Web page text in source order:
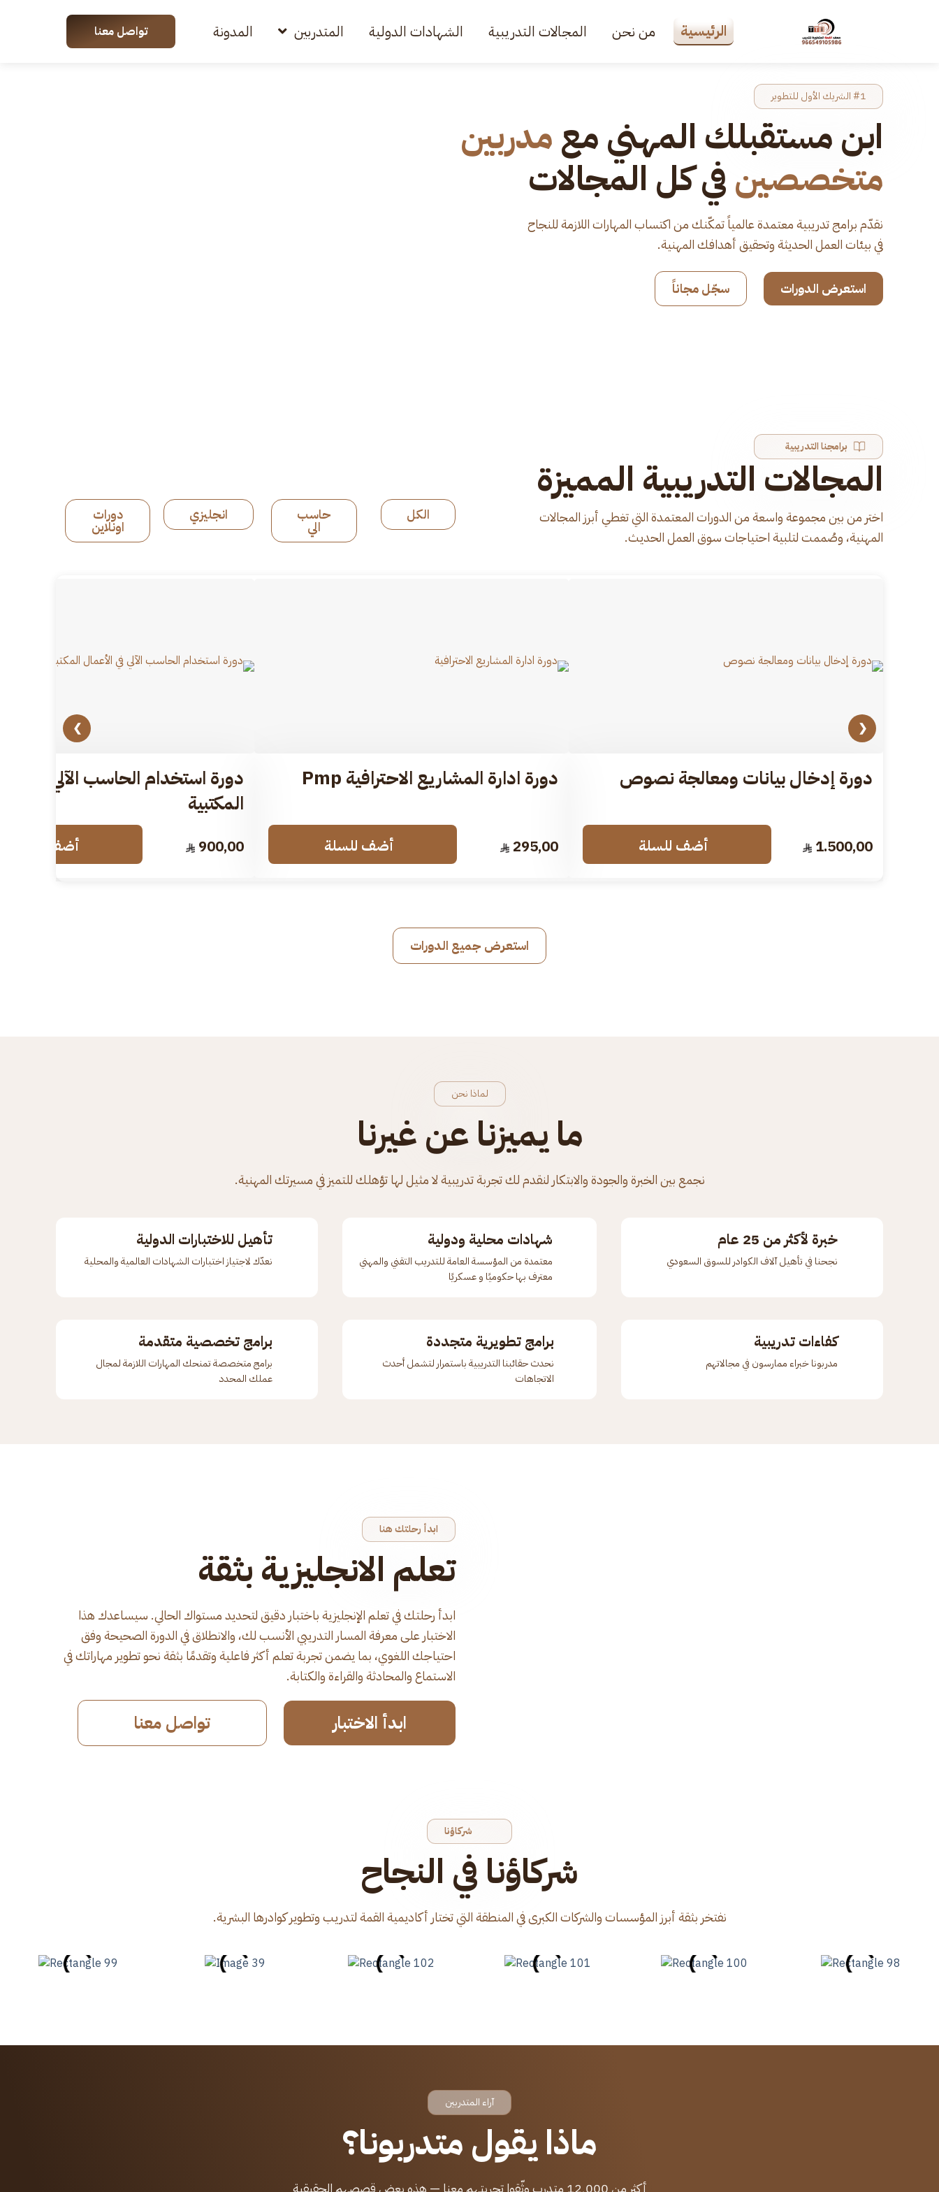
الرئيسية من نحن المجالات التدريبية الشهادات الدولية المتدربين المدونة تواصل معنا
#1 الشريك الأول للتطوير
ابن مستقبلك المهني معمدربين
متخصصينفي كل المجالات
نقدّم برامج تدريبية معتمدة عالمياً تمكّنك من اكتساب المهارات اللازمة للنجاح
في بيئات العمل الحديثة وتحقيق أهدافك المهنية.
استعرض الدورات سجّل مجاناً
برامجنا التدريبية
المجالات التدريبية المميزة
اختر من بين مجموعة واسعة من الدورات المعتمدة التي تغطي أبرز المجالات
المهنية، وصُممت لتلبية احتياجات سوق العمل الحديث.
الكل حاسب
الي
انجليزي دورات
اونلاين
❯
أضف للسلة
دورة إدخال بيانات ومعالجة نصوص
1.500,00 أضف للسلة
دورة ادارة المشاريع الاحترافية Pmp​
295,00 أضف للسلة
دورة استخدام الحاسب الآلي في
المكتبية​
900,00
❮
استعرض جميع الدورات
لماذا نحن
ما يميزنا عن غيرنا
نجمع بين الخبرة والجودة والابتكار لنقدم لك تجربة تدريبية لا مثيل لها تؤهلك للتميز في مسيرتك المهنية.
خبرة لأكثر من 25 عام
نجحنا في تأهيل آلاف الكوادر للسوق السعودي
شهادات محلية ودولية
معتمدة من المؤسسة العامة للتدريب التقني والمهني
معترف بها حكوميًا و عسكريًا
تأهيل للاختبارات الدولية
نعدّك لاجتياز اختبارات الشهادات العالمية والمحلية
كفاءات تدريبية
مدربونا خبراء ممارسون في مجالاتهم
برامج تطويرية متجددة
نحدث حقائبنا التدريبية باستمرار لتشمل أحدث
الاتجاهات
برامج تخصصية متقدمة
برامج متخصصة تمنحك المهارات اللازمة لمجال
عملك المحدد
ابدأ رحلتك هنا
تعلم الانجليزية بثقة
ابدأ رحلتك في تعلم الإنجليزية باختبار دقيق لتحديد مستواك الحالي. سيساعدك هذا
الاختبار على معرفة المسار التدريبي الأنسب لك، والانطلاق في الدورة الصحيحة وفق
احتياجك اللغوي، بما يضمن تجربة تعلم أكثر فاعلية وتقدمًا بثقة نحو تطوير مهاراتك في
الاستماع والمحادثة والقراءة والكتابة.
ابدأ الاختبار تواصل معنا
شركاؤنا
شركاؤنا في النجاح
نفتخر بثقة أبرز المؤسسات والشركات الكبرى في المنطقة التي تختار أكاديمية القمة لتدريب وتطوير كوادرها البشرية.
آراء المتدربين
ماذا يقول متدربونا؟